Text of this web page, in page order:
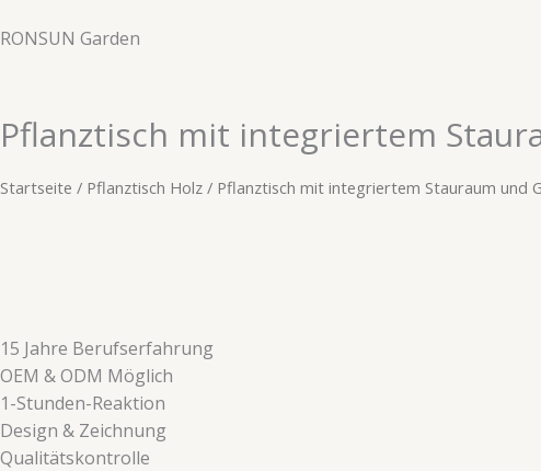
Inhalt
RONSUN Garden
Pflanztisch mit integriertem
Startseite / Pflanztisch Holz / Pflanztisch mit integriertem Stauraum und
​​15 Jahre Berufserfahrung​​
OEM & ODM Möglich
1-Stunden-Reaktion
​​Design & Zeichnung​​
​​Qualitätskontrolle​​